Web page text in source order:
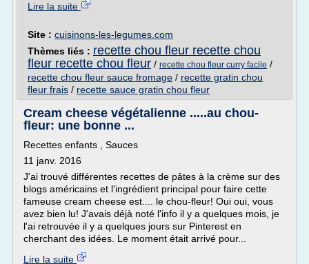
Lire la suite
Site : cuisinons-les-legumes.com
Thèmes liés : recette chou fleur recette chou
fleur recette chou fleur / recette chou fleur curry facile /
recette chou fleur sauce fromage / recette gratin chou
fleur frais / recette sauce gratin chou fleur
Cream cheese végétalienne .....au chou-
fleur: une bonne ...
Recettes enfants , Sauces
11 janv. 2016
J'ai trouvé différentes recettes de pâtes à la crème sur des
blogs américains et l'ingrédient principal pour faire cette
fameuse cream cheese est.... le chou-fleur! Oui oui, vous
avez bien lu! J'avais déjà noté l'info il y a quelques mois, je
l'ai retrouvée il y a quelques jours sur Pinterest en
cherchant des idées. Le moment était arrivé pour...
Lire la suite